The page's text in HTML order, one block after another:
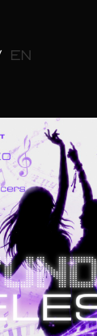
EN